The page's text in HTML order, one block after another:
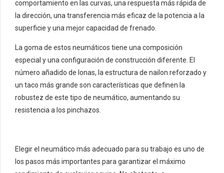
comportamiento en las curvas, una respuesta más rápida de
la dirección, una transferencia más eficaz de la potencia a la
superficie y una mejor capacidad de frenado.
La goma de estos neumáticos tiene una composición
especial y una configuración de construcción diferente. El
número añadido de lonas, la estructura de nailon reforzado y
un taco más grande son características que definen la
robustez de este tipo de neumático, aumentando su
resistencia a los pinchazos.
Elegir el neumático más adecuado para su trabajo es uno de
los pasos más importantes para garantizar el máximo